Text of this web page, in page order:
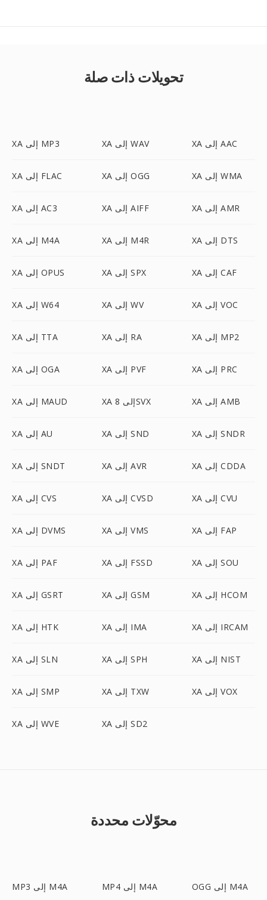
تحويلات ذات صلة
XA إلى MP3 XA إلى WAV XA إلى AAC
XA إلى FLAC XA إلى OGG XA إلى WMA
XA إلى AC3 XA إلى AIFF XA إلى AMR
XA إلى M4A XA إلى M4R XA إلى DTS
XA إلى OPUS XA إلى SPX XA إلى CAF
XA إلى W64 XA إلى WV XA إلى VOC
XA إلى TTA XA إلى RA XA إلى MP2
XA إلى OGA XA إلى PVF XA إلى PRC
XA إلى MAUD XA إلى 8SVX XA إلى AMB
XA إلى AU XA إلى SND XA إلى SNDR
XA إلى SNDT XA إلى AVR XA إلى CDDA
XA إلى CVS XA إلى CVSD XA إلى CVU
XA إلى DVMS XA إلى VMS XA إلى FAP
XA إلى PAF XA إلى FSSD XA إلى SOU
XA إلى GSRT XA إلى GSM XA إلى HCOM
XA إلى HTK XA إلى IMA XA إلى IRCAM
XA إلى SLN XA إلى SPH XA إلى NIST
XA إلى SMP XA إلى TXW XA إلى VOX
XA إلى WVE XA إلى SD2
محوّلات محددة
MP3 إلى M4A MP4 إلى M4A OGG إلى M4A